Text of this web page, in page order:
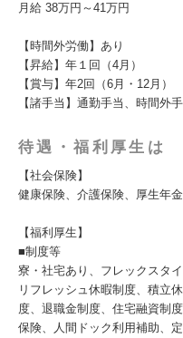
月給 38万円～41万円
【時間外労働】あり
【昇給】年１回（4月）
【賞与】年2回（6月・12月）
【諸手当】通勤手当、時間外
待遇・福利厚生は
【社会保険】
健康保険、介護保険、厚生年
【福利厚生】
■制度等
寮・社宅あり、フレックスタ
リフレッシュ休暇制度、積立
度、退職金制度、住宅融資制
保険、人間ドック利用補助、